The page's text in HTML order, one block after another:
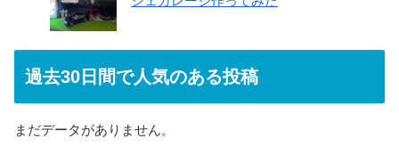
過去30日間で人気のある投稿
まだデータがありません。